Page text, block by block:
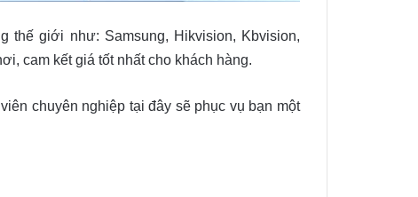
thế giới như: Samsung, Hikvision, Kbvision,
cam kết giá tốt nhất cho khách hàng.
chuyên nghiệp tại đây sẽ phục vụ bạn một